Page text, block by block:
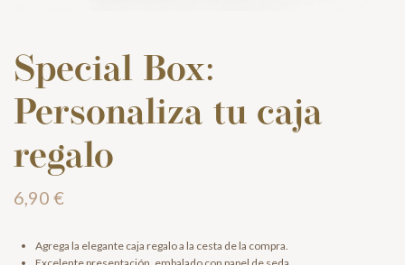
Special Box:
Personaliza tu caja
regalo
6,90 €
Agrega la elegante caja regalo a la cesta de la compra.